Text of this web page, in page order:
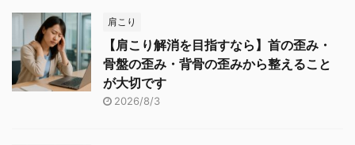
肩こり
【肩こり解消を目指すなら】首の歪み・
骨盤の歪み・背骨の歪みから整えること
が大切です
2026/8/3